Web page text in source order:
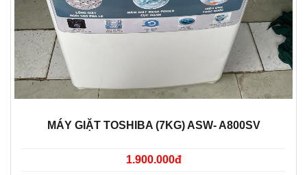
MÁY GIẶT TOSHIBA (7KG) ASW- A800SV
1.900.000đ